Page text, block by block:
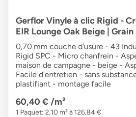
Gerflor Vinyle à clic Rigid -
EIR Lounge Oak Beige |
0,70 mm couche d'usure - 43
Rigid SPC - Micro chanfrein -
maison de campagne - beige -
Facile d'entretien - sans
plastifiant - montage facile
60,40 € /m²
1 Paquet: 2,10 m² à 126,84 €